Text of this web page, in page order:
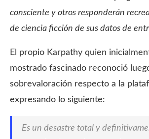
consciente y otros responderán
de ciencia ficción de sus datos de
El propio Karpathy quien
mostrado fascinado reconoció
sobrevaloración respecto a la
expresando lo siguiente:
Es un desastre total y